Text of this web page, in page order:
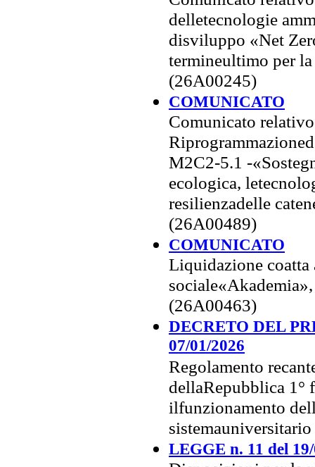
delletecnologie
disviluppo «Net
termineultimo per
(26A00245)
COMUNICATO
Comunicato
M2C2-5.1 -
ecologica,
resilienzadelle
(26A00489)
COMUNICATO
Liquidazione
(26A00463)
DECRETO DEL
07/01/2026
Regolamento
dellaRepubblica 1°
ilfunzionamento
LEGGE n. 11 del